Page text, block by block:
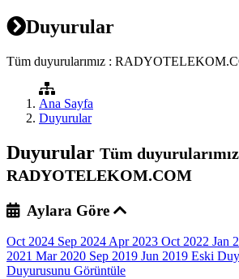
Duyurular
Tüm duyurularımız :
Ana Sayfa
Duyurular
Duyurular Tüm
RADYOTELEKOM.COM
Aylara Göre
Oct 2024 Sep 2024 Apr 2023 Oct 2022 Jan
2021 Mar 2020 Sep 2019 Jun 2019 Eski
Duyurusunu Görüntüle